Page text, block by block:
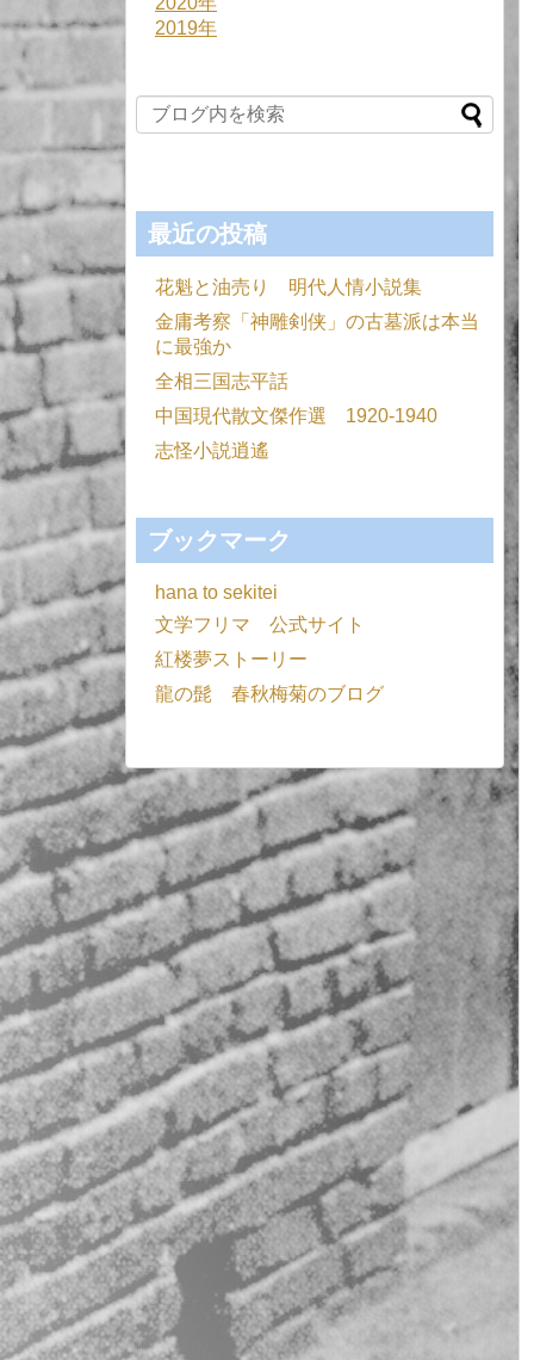
2019年
最近の投稿
花魁と油売り 明代人情小説集
金庸考察「神雕剣侠」の古墓派は本当
に最強か
全相三国志平話
中国現代散文傑作選 1920-1940
志怪小説逍遙
ブックマーク
hana to sekitei
文学フリマ 公式サイト
紅楼夢ストーリー
龍の髭 春秋梅菊のブログ